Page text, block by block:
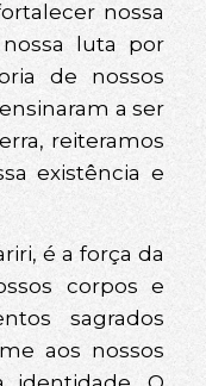
nossa
luta por
de nossos
a ser
reiteramos
existência e
é a força da
corpos e
sagrados
aos nossos